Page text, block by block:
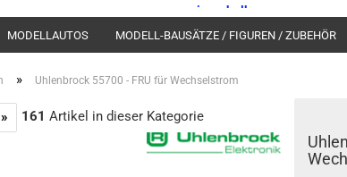
innerhalb
Deutschlands!
MODELLAUTOS MODELL-BAUSÄTZE / FIGUREN / ZUBEHÖR
» Uhlenbrock 55700 - FRU für Wechselstrom
161 Artikel in dieser Kategorie